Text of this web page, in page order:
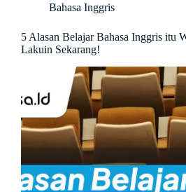
Bahasa Inggris
5 Alasan Belajar Bahasa Inggris itu
Lakuin Sekarang!